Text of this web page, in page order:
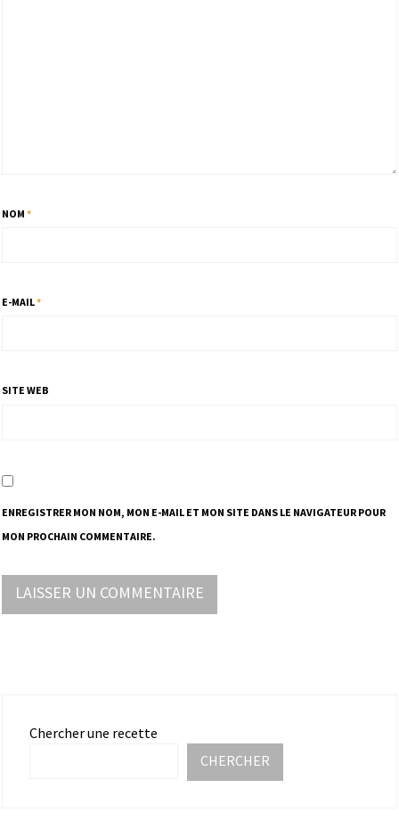
NOM *
E-MAIL*
SITE WEB
ENREGISTRER MON NOM, MON E-MAIL ET MON SITE DANS LE NAVIGATEUR POUR
MON PROCHAIN COMMENTAIRE.
Chercher une recette
CHERCHER